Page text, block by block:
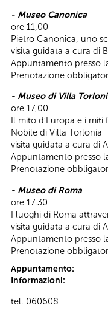
- Museo Canonica
ore 11,00
Pietro Canonica, uno
visita guidata a cura di
Appuntamento presso
Prenotazione
- Museo di Villa
ore 17,00
Il mito d’Europa e i
Nobile di Villa Torlonia
visita guidata a cura di
Appuntamento presso
Prenotazione
- Museo di Roma
ore 17.30
I luoghi di Roma
visita guidata a cura di
Appuntamento presso
Prenotazione
Appuntamento:
Informazioni:
tel. 060608